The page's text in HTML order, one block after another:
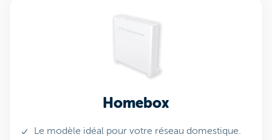
Homebox
Le modèle idéal pour votre réseau domestique.